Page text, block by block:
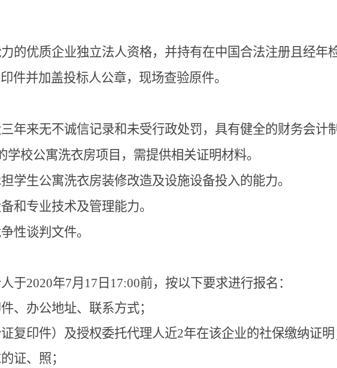
的优质企业独立法人资格，并持有在中国合法注册且经年
件并加盖投标人公章，现场查验原件。
年来无不诚信记录和未受行政处罚，具有健全的财务会计
学校公寓洗衣房项目，需提供相关证明材料。
学生公寓洗衣房装修改造及设施设备投入的能力。
和专业技术及管理能力。
性谈判文件。
于2020年7月 17 日 17:00前，按以下要求进行报名：
、办公地址、联系方式；
复印件）及授权委托代理人近2年在该企业的社保缴纳证
证、照；